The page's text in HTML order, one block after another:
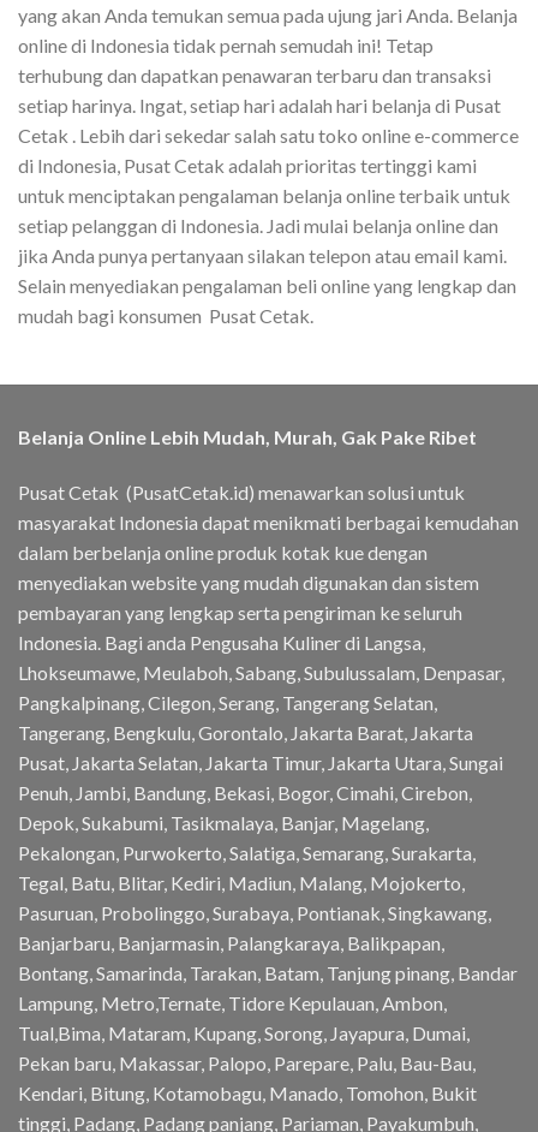
yang akan Anda temukan semua pada ujung jari Anda. Belanja
online di Indonesia tidak pernah semudah ini! Tetap
terhubung dan dapatkan penawaran terbaru dan transaksi
setiap harinya. Ingat, setiap hari adalah hari belanja di Pusat
Cetak . Lebih dari sekedar salah satu toko online e-commerce
di Indonesia, Pusat Cetak adalah prioritas tertinggi kami
untuk menciptakan pengalaman belanja online terbaik untuk
setiap pelanggan di Indonesia. Jadi mulai belanja online dan
jika Anda punya pertanyaan silakan telepon atau email kami.
Selain menyediakan pengalaman beli online yang lengkap dan
mudah bagi konsumen Pusat Cetak.
Belanja Online Lebih Mudah, Murah, Gak Pake Ribet
Pusat Cetak (PusatCetak.id) menawarkan solusi untuk
masyarakat Indonesia dapat menikmati berbagai kemudahan
dalam berbelanja online produk kotak kue dengan
menyediakan website yang mudah digunakan dan sistem
pembayaran yang lengkap serta pengiriman ke seluruh
Indonesia. Bagi anda Pengusaha Kuliner di Langsa,
Lhokseumawe, Meulaboh, Sabang, Subulussalam, Denpasar,
Pangkalpinang, Cilegon, Serang, Tangerang Selatan,
Tangerang, Bengkulu, Gorontalo, Jakarta Barat, Jakarta
Pusat, Jakarta Selatan, Jakarta Timur, Jakarta Utara, Sungai
Penuh, Jambi, Bandung, Bekasi, Bogor, Cimahi, Cirebon,
Depok, Sukabumi, Tasikmalaya, Banjar, Magelang,
Pekalongan, Purwokerto, Salatiga, Semarang, Surakarta,
Tegal, Batu, Blitar, Kediri, Madiun, Malang, Mojokerto,
Pasuruan, Probolinggo, Surabaya, Pontianak, Singkawang,
Banjarbaru, Banjarmasin, Palangkaraya, Balikpapan,
Bontang, Samarinda, Tarakan, Batam, Tanjung pinang, Bandar
Lampung, Metro,Ternate, Tidore Kepulauan, Ambon,
Tual,Bima, Mataram, Kupang, Sorong, Jayapura, Dumai,
Pekan baru, Makassar, Palopo, Parepare, Palu, Bau-Bau,
Kendari, Bitung, Kotamobagu, Manado, Tomohon, Bukit
tinggi, Padang, Padang panjang, Pariaman, Payakumbuh,